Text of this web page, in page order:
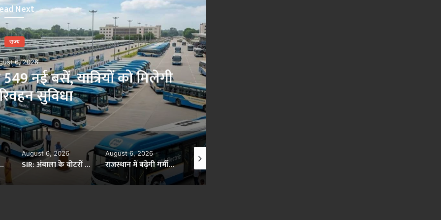
Next
राज्य
August 6, 2026
क्षेत्र में जल उत्पादकता बढ़ाने की तैयारी, किसानों
की आय पर सरकार का फोकस
SIR: अंबाला के वोटरों को डेटा करेक्शन के लिए 968 BLO देंगे नोटिस, शुरू होगी सत्यापन प्रक्रिया
August 6, 2026
राजस्थान में बढ़ेगी गर्मी की मार, बदलते मौसम से सूखा और बारिश का खतरा बढ़ेगा
August 6, 2026
योगी सरकार का गोरखपुर का ‘मातृ सेवा’ मॉडल बना जीवनरक्षक